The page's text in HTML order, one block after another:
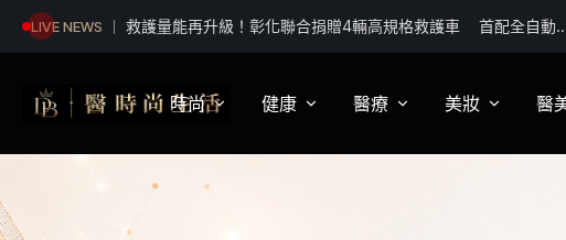
LIVE NEWS
救護量能再升級！彰化聯合捐贈4輛高規格救護車 首配全自動
動擔架床
時尚
影視娛樂
健康 醫療 美妝 醫